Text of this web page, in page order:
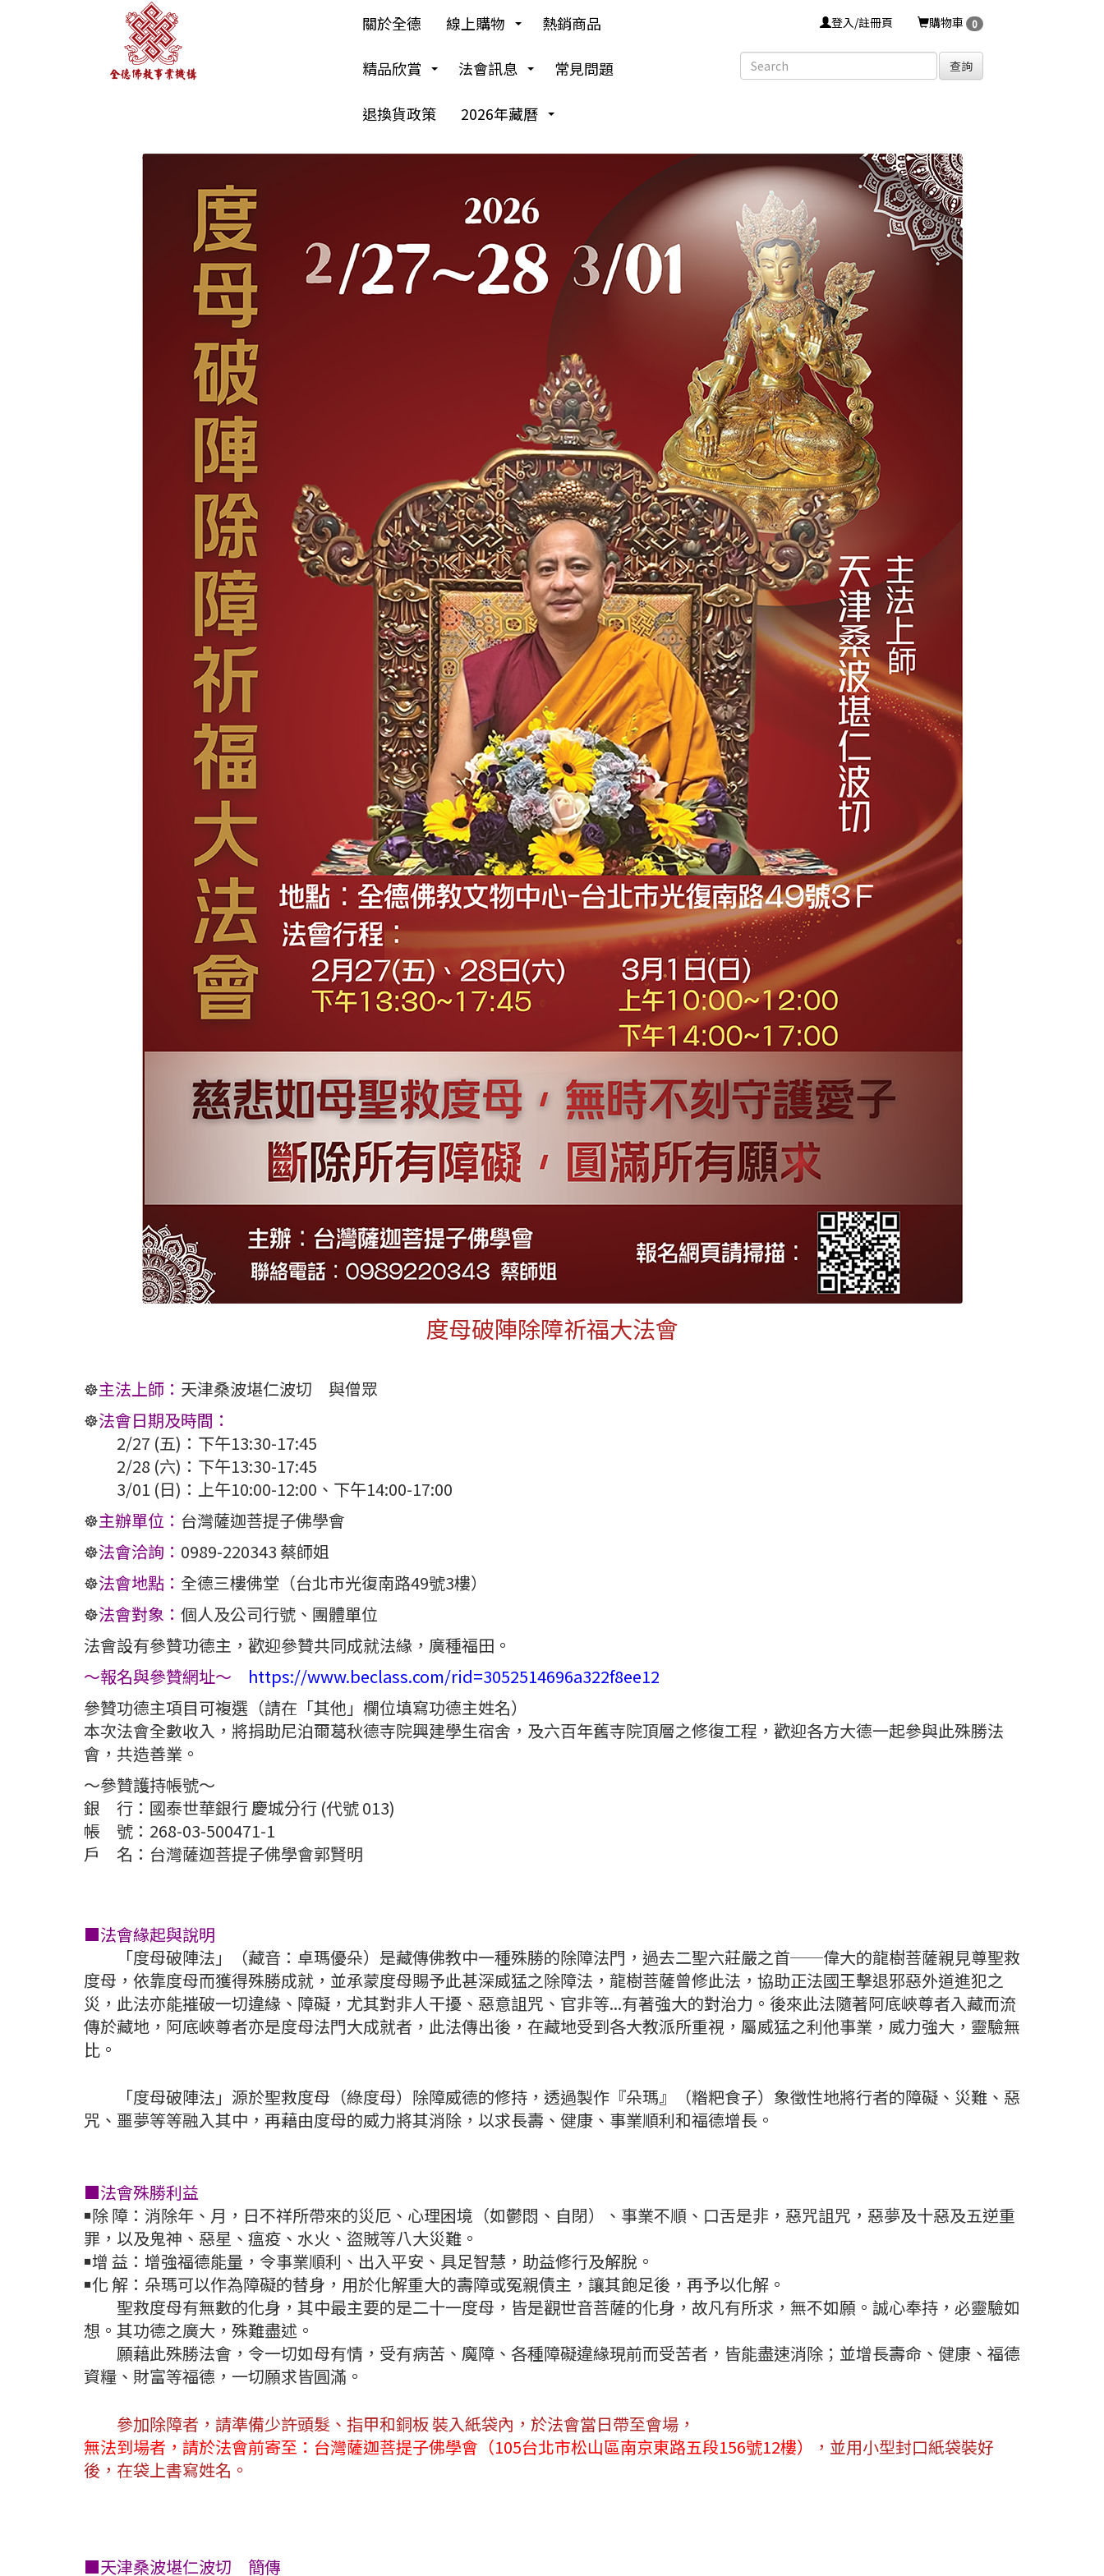
關於全德 線上購物 熱銷商品
精品欣賞 法會訊息 常見問題
退換貨政策 2026年藏曆
登入/註冊頁 購物車 0
查詢
度母破陣除障祈福大法會
☸️主法上師： 天津桑波堪仁波切 與僧眾
☸️法會日期及時間：
2/27 (五)：下午13:30-17:45
2/28 (六)：下午13:30-17:45
3/01 (日)：上午10:00-12:00、下午14:00-17:00
☸️主辦單位： 台灣薩迦菩提子佛學會
☸️法會洽詢： 0989-220343 蔡師姐
☸️法會地點： 全德三樓佛堂（台北市光復南路49號3樓）
☸️法會對象： 個人及公司行號、團體單位
法會設有參贊功德主，歡迎參贊共同成就法緣，廣種福田。
～報名與參贊網址～
https://www.beclass.com/rid=3052514696a322f8ee12
參贊功德主項目可複選（請在「其他」欄位填寫功德主姓名）
本次法會全數收入，將捐助尼泊爾葛秋德寺院興建學生宿舍，及六百年舊寺院頂層之修復工程，歡迎各方大德一起參與此殊勝法
會，共造善業。
～參贊護持帳號～
銀 行：國泰世華銀行 慶城分行 (代號 013)
帳 號：268-03-500471-1
戶 名：台灣薩迦菩提子佛學會郭賢明
■法會緣起與說明
「度母破陣法」（藏音：卓瑪優朵）是藏傳佛教中一種殊勝的除障法門，過去二聖六莊嚴之首──偉大的龍樹菩薩親見尊聖救
度母，依靠度母而獲得殊勝成就，並承蒙度母賜予此甚深威猛之除障法，龍樹菩薩曾修此法，協助正法國王擊退邪惡外道進犯之
災，此法亦能摧破一切違緣、障礙，尤其對非人干擾、惡意詛咒、官非等...有著強大的對治力。後來此法隨著阿底峽尊者入藏而流
傳於藏地，阿底峽尊者亦是度母法門大成就者，此法傳出後，在藏地受到各大教派所重視，屬威猛之利他事業，威力強大，靈驗無
比。
「度母破陣法」源於聖救度母（綠度母）除障威德的修持，透過製作『朵瑪』（糌粑食子）象徵性地將行者的障礙、災難、惡
咒、噩夢等等融入其中，再藉由度母的威力將其消除，以求長壽、健康、事業順利和福德增長。
■法會殊勝利益
￭除 障：消除年、月，日不祥所帶來的災厄、心理困境（如鬱悶、自閉）、事業不順、口舌是非，惡咒詛咒，惡夢及十惡及五逆重
罪，以及鬼神、惡星、瘟疫、水火、盜賊等八大災難。
￭增 益：增強福德能量，令事業順利、出入平安、具足智慧，助益修行及解脫。
￭化 解：朵瑪可以作為障礙的替身，用於化解重大的壽障或冤親債主，讓其飽足後，再予以化解。
聖救度母有無數的化身，其中最主要的是二十一度母，皆是觀世音菩薩的化身，故凡有所求，無不如願。誠心奉持，必靈驗如
想。其功德之廣大，殊難盡述。
願藉此殊勝法會，令一切如母有情，受有病苦、魔障、各種障礙違緣現前而受苦者，皆能盡速消除；並增長壽命、健康、福德
資糧、財富等福德，一切願求皆圓滿。
參加除障者，請準備少許頭髮、指甲和銅板 裝入紙袋內，於法會當日帶至會場，
無法到場者，請於法會前寄至：台灣薩迦菩提子佛學會（105台北市松山區南京東路五段156號12樓）
，並用小型封口紙袋裝好
後，在袋上書寫姓名。
■天津桑波堪仁波切 簡傳